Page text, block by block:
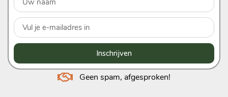
Inschrijven
Geen spam, afgesproken!